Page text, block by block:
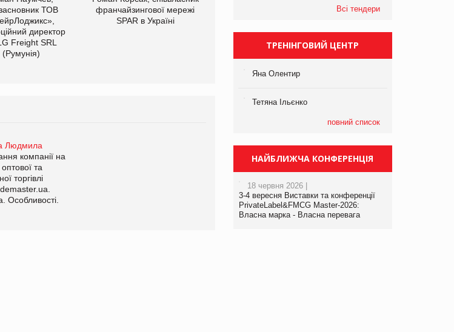
ТОВ
директор
Freight SRL
(Румунія)
франчайзингової мережі
SPAR в Україні
виробництва
компанії «УкраМарин»
Людмила
компанії на
та
торгівлі
Особливості.
Брагина Людмила
Просування компанії на
www.trademaster.ua.
правила. Особливості.
Всі тендери
ТРЕНІНГОВИЙ ЦЕНТР
Яна Олентир
Тетяна Ільєнко
повний список
НАЙБЛИЖЧА КОНФЕРЕНЦІЯ
18 червня 2026 |
3-4 вересня Виставки та конференції
PrivateLabel&FMCG Master-2026:
Власна марка - Власна перевага